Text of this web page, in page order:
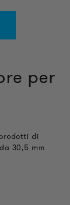
per
di
30,5 mm